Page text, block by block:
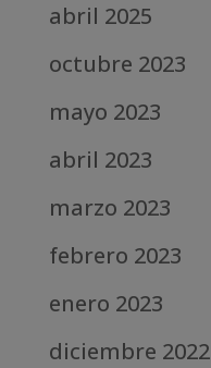
abril 2025
octubre 2023
mayo 2023
abril 2023
marzo 2023
febrero 2023
enero 2023
diciembre 2022